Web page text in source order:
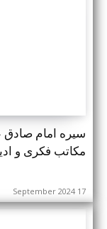
سیره امام صادق
مکاتب فکری و
17 September 2024